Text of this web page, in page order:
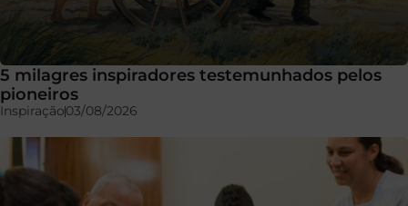
5 milagres inspiradores testemunhados pelos
pioneiros
Inspiração03/08/2026